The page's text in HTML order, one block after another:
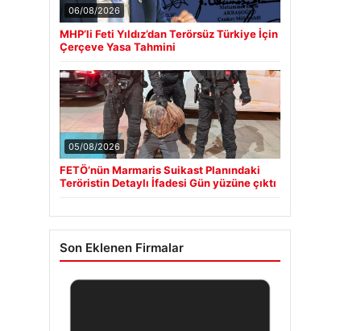
06/08/2026
MHP’li Feti Yıldız’dan Terörsüz Türkiye İçin
Çerçeve Yasa Tahmini
05/08/2026
FETÖ’nün Marmaris Suikast Planındaki
Teröristin Detaylı İfadesi Gün yüzüne çıktı
Son Eklenen Firmalar